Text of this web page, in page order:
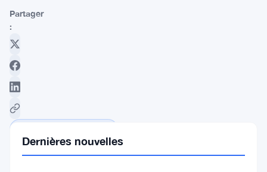
Partager
:
Dernières nouvelles